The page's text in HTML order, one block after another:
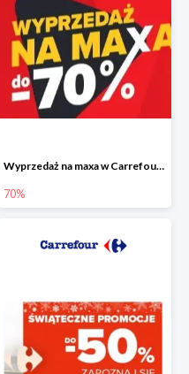
Wyprzedaż na maxa w Carrefour do -70%
70%